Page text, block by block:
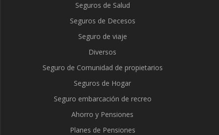
Seguros de Salud
Seguros de Decesos
Seguro de viaje
Diversos
Seguro de Comunidad de propietarios
Seguros de Hogar
Seguro embarcación de recreo
Ahorro y Pensiones
Planes de Pensiones